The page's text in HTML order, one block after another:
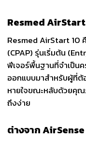
Resmed AirStart
Resmed AirStart 10
(CPAP) รุ่นเริ่มต้น
ฟีเจอร์พื้นฐานที่จำเป็น
ออกแบบมาสำหรับผู้ที่ต้
หายใจขณะหลับด้วยคุณ
ถึงง่าย
ต่างจาก AirSense